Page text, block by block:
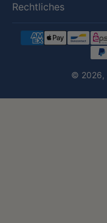
Rechtliches
© 2026,